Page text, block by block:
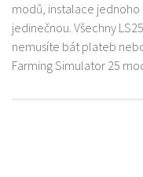
modů, instalace jednoho
jedinečnou. Všechny
nemusíte bát plateb
Farming Simulator 25